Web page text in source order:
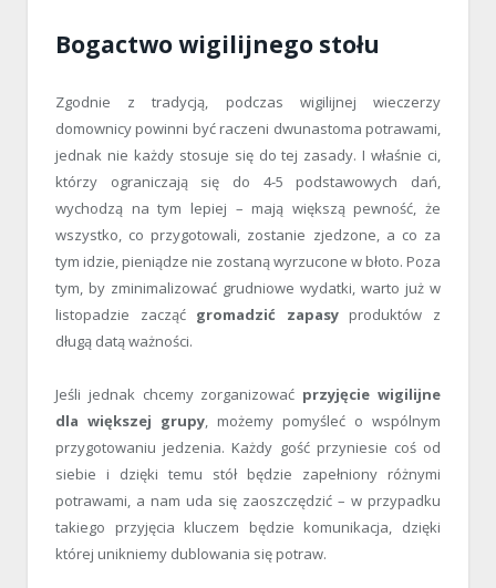
Bogactwo wigilijnego stołu
Zgodnie z tradycją, podczas wigilijnej wieczerzy
domownicy powinni być raczeni dwunastoma potrawami,
jednak nie każdy stosuje się do tej zasady. I właśnie ci,
którzy ograniczają się do 4-5 podstawowych dań,
wychodzą na tym lepiej – mają większą pewność, że
wszystko, co przygotowali, zostanie zjedzone, a co za
tym idzie, pieniądze nie zostaną wyrzucone w błoto. Poza
tym, by zminimalizować grudniowe wydatki, warto już w
listopadzie zacząć gromadzić zapasyproduktów z
długą datą ważności.
Jeśli jednak chcemy zorganizować przyjęcie wigilijne
dla większej grupy, możemy pomyśleć o wspólnym
przygotowaniu jedzenia. Każdy gość przyniesie coś od
siebie i dzięki temu stół będzie zapełniony różnymi
potrawami, a nam uda się zaoszczędzić – w przypadku
takiego przyjęcia kluczem będzie komunikacja, dzięki
której unikniemy dublowania się potraw.